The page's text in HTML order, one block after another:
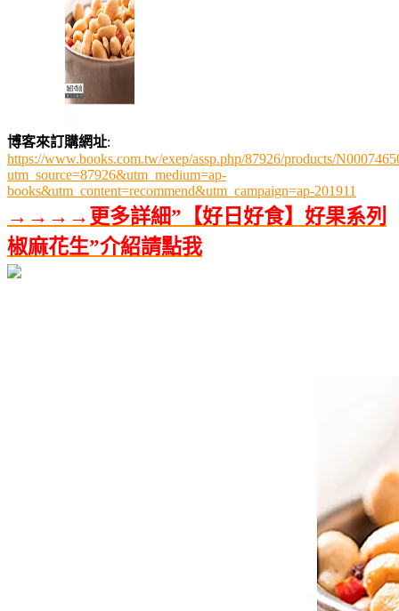
博客來訂購網址:
https://www.books.com.tw/exep/assp.php/87926/products/
utm_source=87926&utm_medium=ap-
books&utm_content=recommend&utm_campaign=ap-201911
→→→→更多詳細”【好日好食】好果系列
椒麻花生”介紹請點我